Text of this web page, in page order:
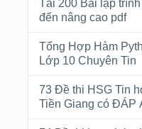
Tải 200 Bài lập
đến nâng cao pdf
Tổng Hợp Hàm
Lớp 10 Chuyên Tin
73 Đề thi HSG Tin
Tiền Giang có ĐÁP